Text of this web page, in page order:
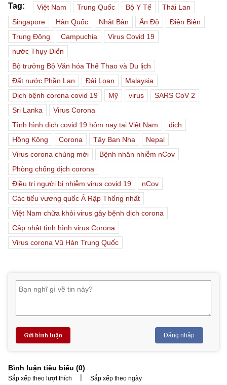
Tag: Việt Nam Trung Quốc Bộ Y Tế
Thái Lan
Singapore
Hàn Quốc Nhật Bản Ấn Độ
Điện Biên
Trung Đông
Campuchia
Virus Covid 19
nước Thụy Điển
Bộ trưởng Bộ Văn hóa Thể Thao và Du lịch
Đất nước Phần Lan
Đài Loan
Malaysia
Dịch bệnh corona covid 19
Mỹ virus
SARS CoV 2
Sri Lanka
Virus Corona
Tình hình dịch covid 19 hôm nay tại Việt Nam
dịch
Hồng Kông
Corona Tây Ban Nha
Nepal
Virus corona chủng mới
Bệnh nhân nhiễm nCov
Phòng chống dịch corona
Điều trị người bị nhiễm virus covid 19
nCov
Các tiểu vương quốc Ả Rập Thống nhất
Việt Nam chữa khỏi virus gây bệnh dịch corona
Cập nhật tình hình virus Corona
Virus corona Vũ Hán Trung Quốc
Gửi bình luận Đăng nhập
Bình luận tiêu biểu (0)
Sắp xếp theo lượt thích | Sắp xếp theo ngày